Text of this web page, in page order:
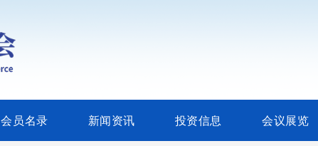
会员名录 新闻资讯 投资信息 会议展览